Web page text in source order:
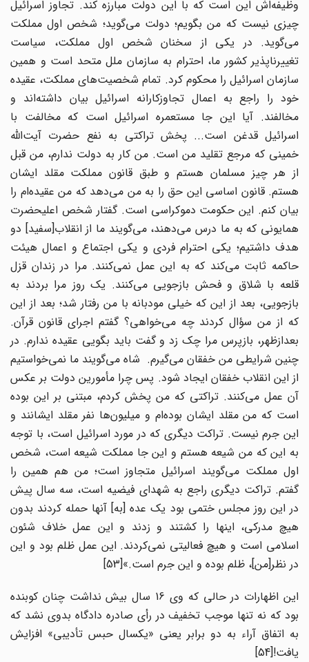
وظیفه‌اش این است که با این دولت مبارزه کند. تجاوز اسرائیل
چیزی نیست که من بگویم؛ دولت می‌گوید؛ شخص اول مملکت
می‌گوید. در یکی از سخنان شخص اول مملکت، سیاست
تغییرناپذیر کشور ما، احترام به سازمان ملل متحد است و همین
سازمان اسرائیل را محکوم کرد. تمام شخصیت‌های مملکت، عقیده
خود را راجع به اعمال تجاوزکارانه اسرائیل بیان داشته‌اند و
مخالفند. آیا این جا مستعمره اسرائیل است که مخالفت با
اسرائیل قدغن است... پخش تراکتی به نفع حضرت آیت‌الله
خمینی که مرجع تقلید من است. من کار به دولت ندارم، من قبل
از هر چیز مسلمان هستم و طبق قانون مملکت مقلد ایشان
هستم. قانون اساسی این حق را به من می‌دهد که من عقیده‌ام را
بیان کنم. این حکومت دموکراسی است. گفتار شخص اعلیحضرت
همایونی که به ما درس می‌دهند، می‌گویند ما از انقلاب[سفید] دو
هدف داشتیم؛ یکی احترام فردی و یکی اجتماع و اعمال هیئت
حاکمه ثابت می‌کند که به این عمل نمی‌کنند. مرا در زندان قزل
قلعه با شلاق و فحش بازجویی می‌کنند. یک روز مرا بردند به
بازجویی، بعد از این که خیلی مودبانه با من رفتار شد؛ بعد از این
که از من سؤال کردند چه می‌خواهی؟ گفتم اجرای قانون قرآن.
بعدازظهر، بازپرس مرا چک زد و گفت باید بگویی عقیده ندارم. در
چنین شرایطی من خفقان می‌گیرم. شاه می‌گویند ما نمی‌خواستیم
از این انقلاب خفقان ایجاد شود. پس چرا مأمورین دولت بر عکس
آن عمل می‌کنند. تراکتی که من پخش کردم، مبتنی بر این بوده
است که من مقلد ایشان بوده‌ام و میلیون‌ها نفر مقلد ایشانند و
این جرم نیست. تراکت دیگری که در مورد اسرائیل است، با توجه
به این که من شیعه هستم و این جا مملکت شیعه است، شخص
اول مملکت می‌گویند اسرائیل متجاوز است؛ من هم همین را
گفتم. تراکت دیگری راجع به شهدای فیضیه است، سه سال پیش
در این روز مجلس ختمی بود یک عده [به] آنها حمله کردند بدون
هیچ مدرکی، اینها را کشتند و زدند و این عمل خلاف شئون
اسلامی است و هیچ فعالیتی نمی‌کردند. این عمل ظلم بود و این
در نظر[من]، ظلم بوده و این جرم است.»[53]
این اظهارات در حالی که وی 16 سال بیش نداشت چنان کوبنده
بود که نه تنها موجب تخفیف در رأی صادره دادگاه بدوی نشد که
به اتفاق آراء به دو برابر یعنی «یکسال حبس تأدیبی» افزایش
یافت![54]